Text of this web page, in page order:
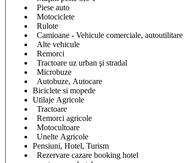
Piese auto
Motociclete
Rulote
Camioane - Vehicule comerciale, autoutilitare
Alte vehicule
Remorci
Tractoare uz urban şi stradal
Microbuze
Autobuze, Autocare
Biciclete si mopede
Utilaje Agricole
Tractoare
Remorci agricole
Motocultoare
Unelte Agricole
Pensiuni, Hotel, Turism
Rezervare cazare booking hotel